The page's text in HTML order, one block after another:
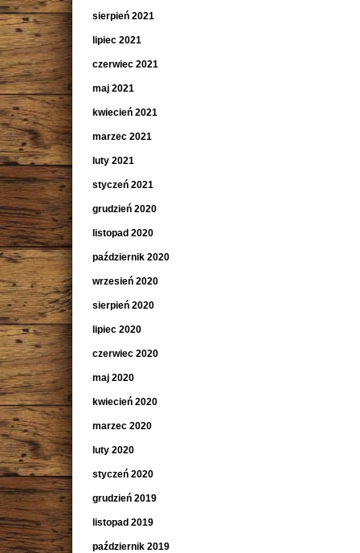
sierpień 2021
lipiec 2021
czerwiec 2021
maj 2021
kwiecień 2021
marzec 2021
luty 2021
styczeń 2021
grudzień 2020
listopad 2020
październik 2020
wrzesień 2020
sierpień 2020
lipiec 2020
czerwiec 2020
maj 2020
kwiecień 2020
marzec 2020
luty 2020
styczeń 2020
grudzień 2019
listopad 2019
październik 2019